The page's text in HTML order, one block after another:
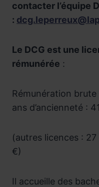
contacter l’équipe
:
Le DCG est une
rémunérée :
Rémunération
ans d’ancienneté :
(autres licences :
€)
Il accueille des